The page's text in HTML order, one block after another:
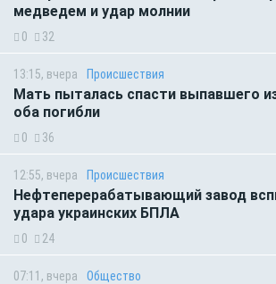
медведем и удар молнии
0 32
13:15, вчера Происшествия
Мать пыталась спасти выпавшего
оба погибли
0 36
12:55, вчера Происшествия
Нефтеперерабатывающий завод
удара украинских БПЛА
0 24
07:11, вчера Общество